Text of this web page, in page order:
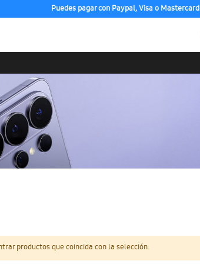
Puedes pagar con Paypal, Visa o Mastercard
productos que coincida con la selección.